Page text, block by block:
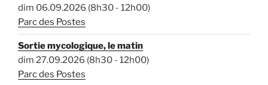
dim 06.09.2026 (8h30 - 12h00)
Parc des Postes
Sortie mycologique, le matin
dim 27.09.2026 (8h30 - 12h00)
Parc des Postes